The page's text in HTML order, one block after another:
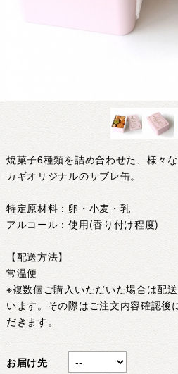
焼菓子6種類を詰め合わせた、様々
カギオリジナルのサブレ缶。
特定原材料：卵・小麦・乳
アルコール：使用(香り付け程度)
【配送方法】
常温便
※複数個ご購入いただいた場合は配
います。その際はご注文内容確認後
だきます。
お届け先